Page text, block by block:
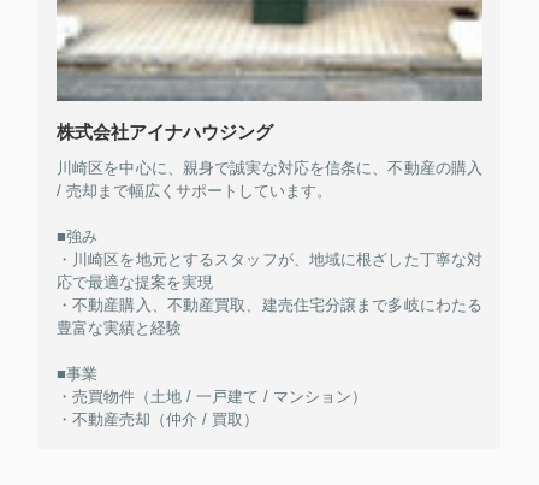
株式会社アイナハウジング
川崎区を中心に、親身で誠実な対応を信条に、不動産の購入
/ 売却まで幅広くサポートしています。
■強み
・川崎区を地元とするスタッフが、地域に根ざした丁寧な対
応で最適な提案を実現
・不動産購入、不動産買取、建売住宅分譲まで多岐にわたる
豊富な実績と経験
■事業
・売買物件（土地 / 一戸建て / マンション）
・不動産売却（仲介 / 買取）